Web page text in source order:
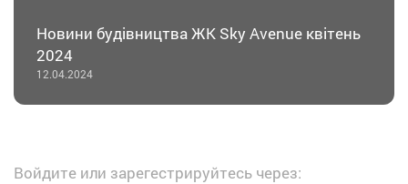
Новини будівництва ЖК Sky Avenue квітень
2024
12.04.2024
Войдите или зарегестрируйтесь через: